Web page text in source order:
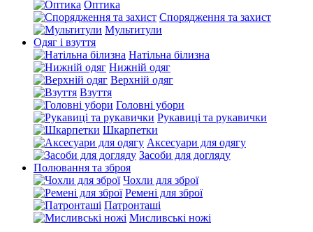
Оптика
Спорядження та захист
Мультитули
Одяг і взуття
Натільна білизна
Нижній одяг
Верхній одяг
Взуття
Головні убори
Рукавиці та рукавички
Шкарпетки
Аксесуари для одягу
Засоби для догляду
Полювання та зброя
Чохли для зброї
Ремені для зброї
Патронташі
Мисливські ножі